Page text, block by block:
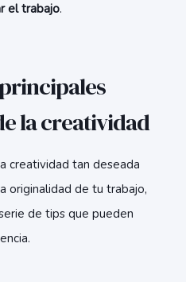
el trabajo.
la creatividad
creatividad tan deseada
originalidad de tu trabajo,
de tips que pueden